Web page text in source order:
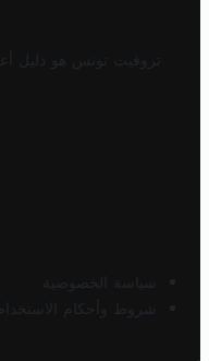
تروفيت تونس هو دليل
سياسة الخصوصية
شروط وأحكام الاستخدام